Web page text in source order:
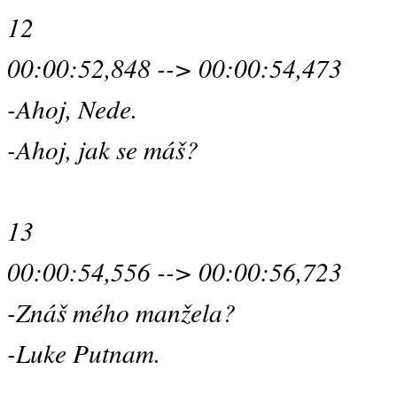
12
00:00:52,848 --> 00:00:54,473
-Ahoj, Nede.
-Ahoj, jak se máš?
13
00:00:54,556 --> 00:00:56,723
-Znáš mého manžela?
-Luke Putnam.